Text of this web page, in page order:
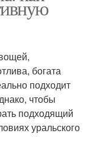
богата
подходит
чтобы
подходящий
уральского